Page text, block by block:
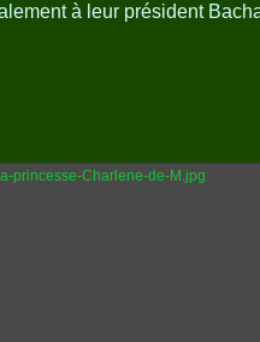
à leur président